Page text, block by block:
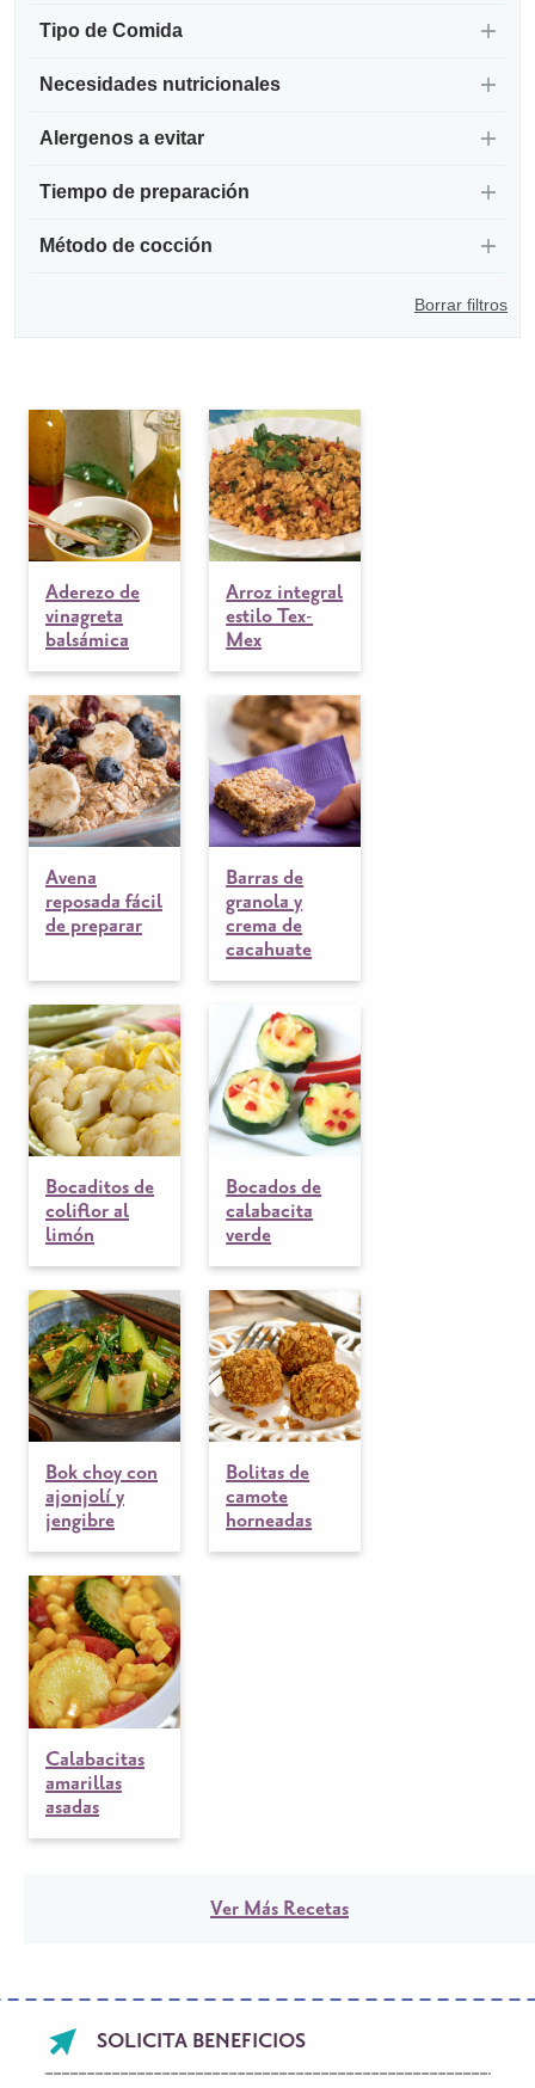
Tipo de Comida
Necesidades nutricionales
Alergenos a evitar
Tiempo de preparación
Método de cocción
Borrar filtros
Aderezo de
vinagreta
balsámica
Arroz integral
estilo Tex-
Mex
Avena
reposada fácil
de preparar
Barras de
granola y
crema de
cacahuate
Bocaditos de
coliflor al
limón
Bocados de
calabacita
verde
Bok choy con
ajonjolí y
jengibre
Bolitas de
camote
horneadas
Calabacitas
amarillas
asadas
Ver Más Recetas
Footer
menu
SOLICITA BENEFICIOS